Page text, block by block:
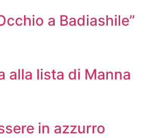
a Badiashile”
alla lista di Manna
in azzurro